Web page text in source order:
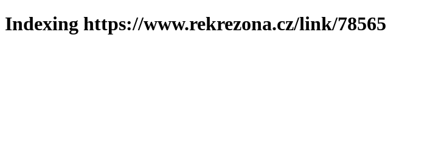
Indexing https://www.rekrezona.cz/link/78565